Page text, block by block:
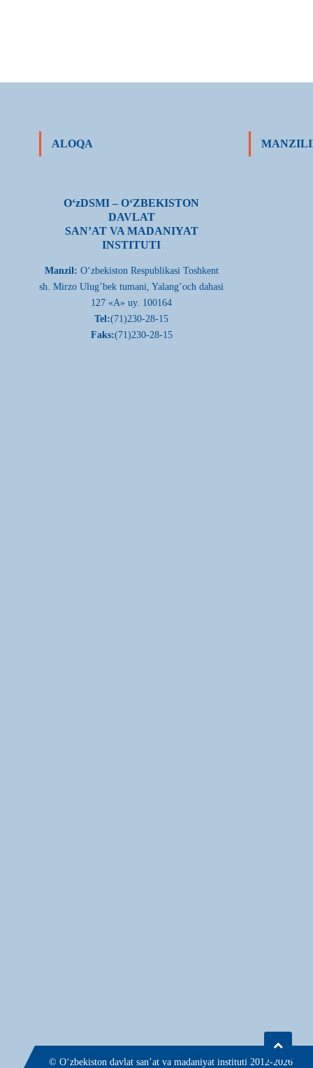
ALOQA
О‘zDSMI – О‘ZBEKISTON
DAVLAT
SAN’AT VA MADANIYAT
INSTITUTI
Manzil: О‘zbekiston Respublikasi Toshkent
sh. Mirzo Ulug’bek tumani, Yalang’och dahasi
127 «A» uy. 100164
Tel:(71)230-28-15
Faks:(71)230-28-15
© О‘zbekiston davlat san’at va madaniyat instituti 2012-2026